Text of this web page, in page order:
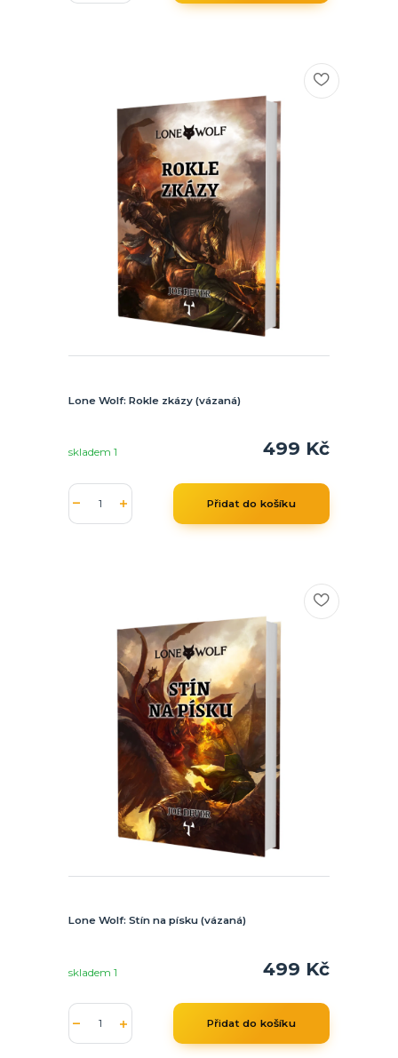
Lone Wolf: Rokle zkázy (vázaná)
499 Kč
skladem 1
Přidat do košíku
Lone Wolf: Stín na písku (vázaná)
499 Kč
skladem 1
Přidat do košíku